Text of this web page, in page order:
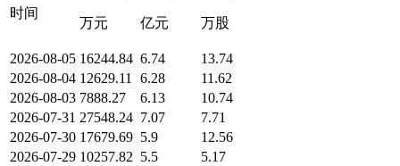
时间
万元 亿元 万股
2026-08-05 16244.84 6.74
13.74
2026-08-04 12629.11 6.28
11.62
2026-08-03 7888.27 6.13
10.74
2026-07-31 27548.24 7.07
7.71
2026-07-30 17679.69 5.9
12.56
2026-07-29 10257.82 5.5
5.17